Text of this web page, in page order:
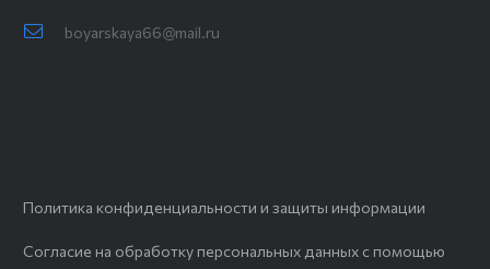
boyarskaya66@mail.ru
Политика конфиденциальности и защиты информации
Согласие на обработку персональных данных с помощью